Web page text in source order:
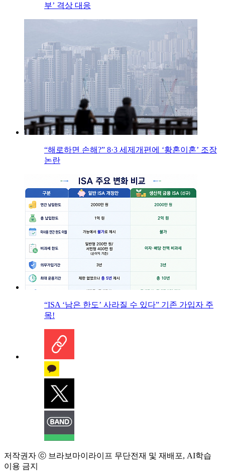
부’ 격상 대응
“해로하면 손해?” 8·3 세제개편에 ‘황혼이혼’ 조장
논란
“ISA ‘남은 한도’ 사라질 수 있다” 기존 가입자 주
목!
저작권자 ⓒ 브라보마이라이프 무단전재 및 재배포, AI학습
이용 금지